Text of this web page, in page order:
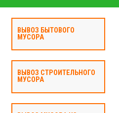
ВЫВОЗ БЫТОВОГО
МУСОРА
ВЫВОЗ СТРОИТЕЛЬНОГО
МУСОРА